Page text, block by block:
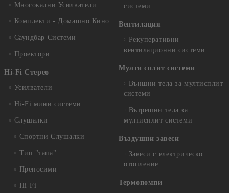
Многокални Усилватели
Комплекти - Домашно Кино
Саундбар Системи
Проектори
Hi-Fi Стерео
Усилватели
Hi-Fi мини системи
Слушалки
Спортни Слушалки
Тип "тапа"
Преносими
Hi-Fi
системи
Вентилация
Рекуперативни
вентилационни системи
Мулти сплит системи
Външни тела за мултисплит
системи
Вътрешни тела за
мултисплит системи
Въздушни завеси
Завеси с електрическо
отопление
Термопомпи